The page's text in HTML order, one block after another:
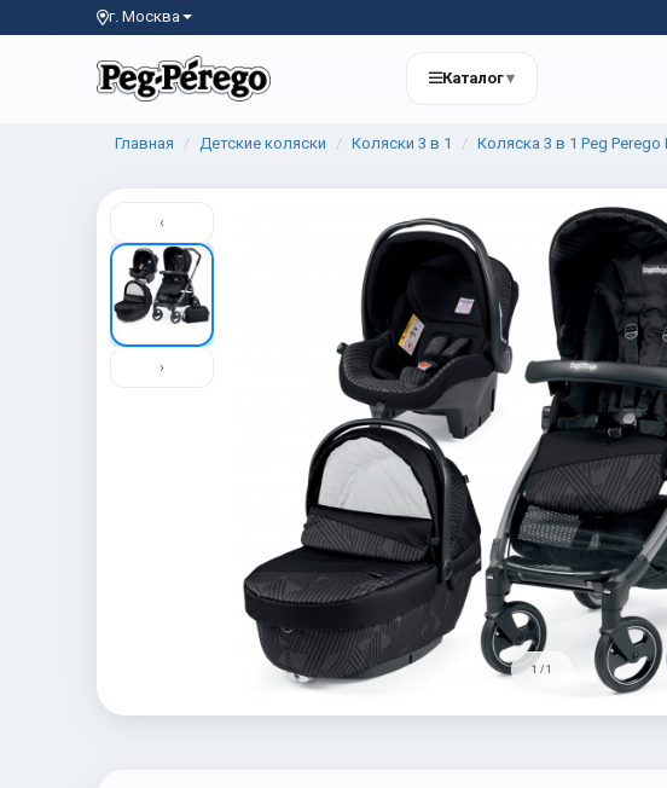
г. Москва
Каталог▾
Главная Детские коляски Коляски 3 в 1 Коляска 3 в 1 Peg
‹
›
1 / 1